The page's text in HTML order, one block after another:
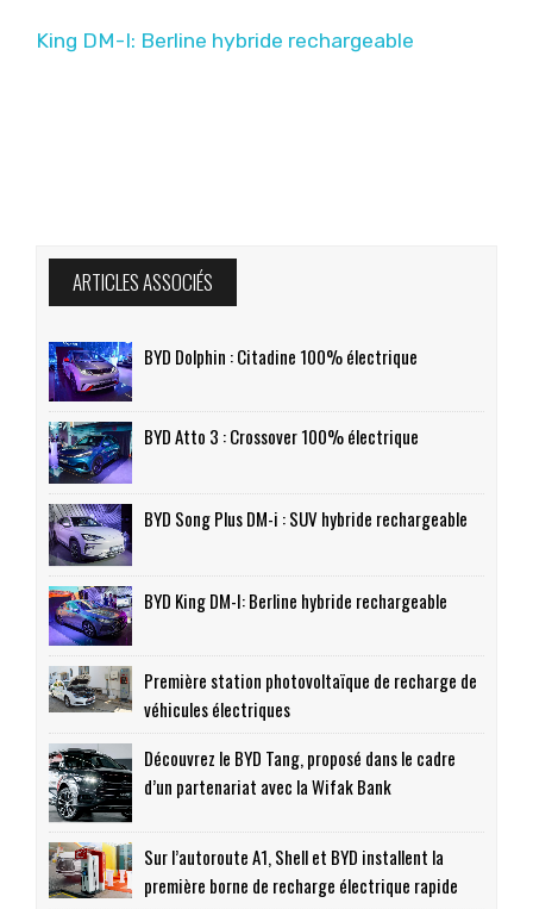
King DM-I: Berline hybride rechargeable
ARTICLES ASSOCIÉS
BYD Dolphin : Citadine 100% électrique
BYD Atto 3 : Crossover 100% électrique
BYD Song Plus DM-i : SUV hybride rechargeable
BYD King DM-I: Berline hybride rechargeable
Première station photovoltaïque de recharge de
véhicules électriques
Découvrez le BYD Tang, proposé dans le cadre
d’un partenariat avec la Wifak Bank
Sur l’autoroute A1, Shell et BYD installent la
première borne de recharge électrique rapide